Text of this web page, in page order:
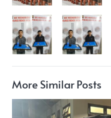
More Similar Posts